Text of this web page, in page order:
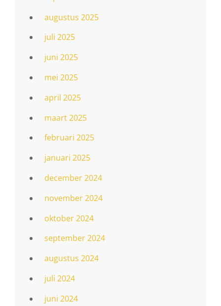
augustus 2025
juli 2025
juni 2025
mei 2025
april 2025
maart 2025
februari 2025
januari 2025
december 2024
november 2024
oktober 2024
september 2024
augustus 2024
juli 2024
juni 2024